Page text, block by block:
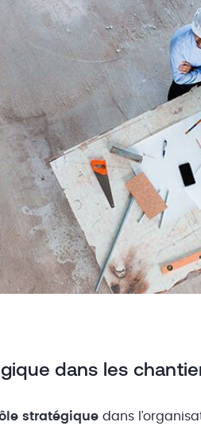
dans les
stratégique dans